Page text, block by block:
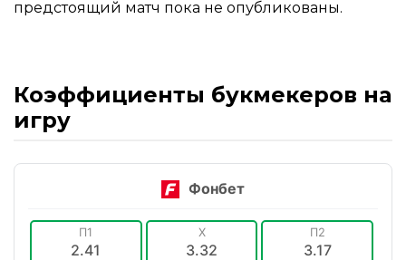
предстоящий матч пока не опубликованы.
Коэффициенты букмекеров на
игру
Фонбет
П1
2.41
X
3.32
П2
3.17